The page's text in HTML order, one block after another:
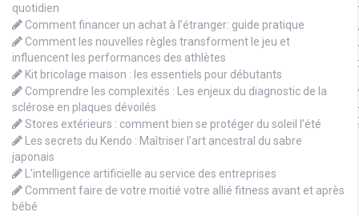
quotidien
Comment financer un achat à l’étranger: guide pratique
Comment les nouvelles règles transforment le jeu et
influencent les performances des athlètes
Kit bricolage maison : les essentiels pour débutants
Comprendre les complexités : Les enjeux du diagnostic de la
sclérose en plaques dévoilés
Stores extérieurs : comment bien se protéger du soleil l’été
Les secrets du Kendo : Maîtriser l’art ancestral du sabre
japonais
L’intelligence artificielle au service des entreprises
Comment faire de votre moitié votre allié fitness avant et après
bébé